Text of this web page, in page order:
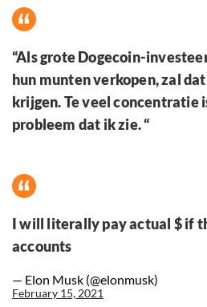
“Als grote Dogecoin-
hun munten verkopen, zal
krijgen. Te veel concentratie
probleem dat ik zie. “
I will literally pay actual $ if
accounts
— Elon Musk (@elonmusk)
February 15, 2021